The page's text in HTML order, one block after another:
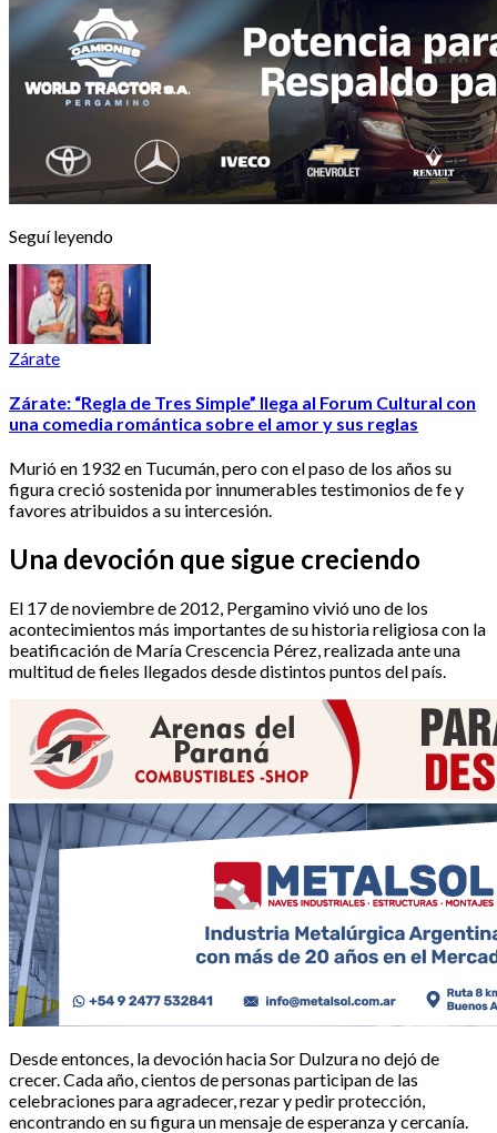
Seguí leyendo
Zárate
Zárate: “Regla de Tres Simple” llega al Forum Cultural con
una comedia romántica sobre el amor y sus reglas
Murió en 1932 en Tucumán, pero con el paso de los años su
figura creció sostenida por innumerables testimonios de fe y
favores atribuidos a su intercesión.
Una devoción que sigue creciendo
El 17 de noviembre de 2012, Pergamino vivió uno de los
acontecimientos más importantes de su historia religiosa con la
beatificación de María Crescencia Pérez, realizada ante una
multitud de fieles llegados desde distintos puntos del país.
Desde entonces, la devoción hacia Sor Dulzura no dejó de
crecer. Cada año, cientos de personas participan de las
celebraciones para agradecer, rezar y pedir protección,
encontrando en su figura un mensaje de esperanza y cercanía.